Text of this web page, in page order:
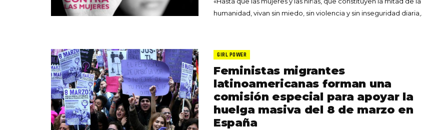
humanidad, vivan sin miedo, sin violencia y sin inseguridad diaria,…
GIRL POWER
Feministas migrantes
latinoamericanas forman una
comisión especial para apoyar la
huelga masiva del 8 de marzo en
España